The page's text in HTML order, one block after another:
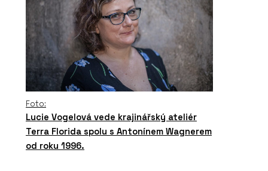
Foto:
Lucie Vogelová vede krajinářský ateliér
Terra Florida spolu s Antonínem Wagnerem
od roku 1996.